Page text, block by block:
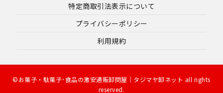
特定商取引法表示について
プライバシーポリシー
利用規約
©お菓子・駄菓子･食品の激安通販卸問屋｜タジマヤ卸ネット all rights
reserved.